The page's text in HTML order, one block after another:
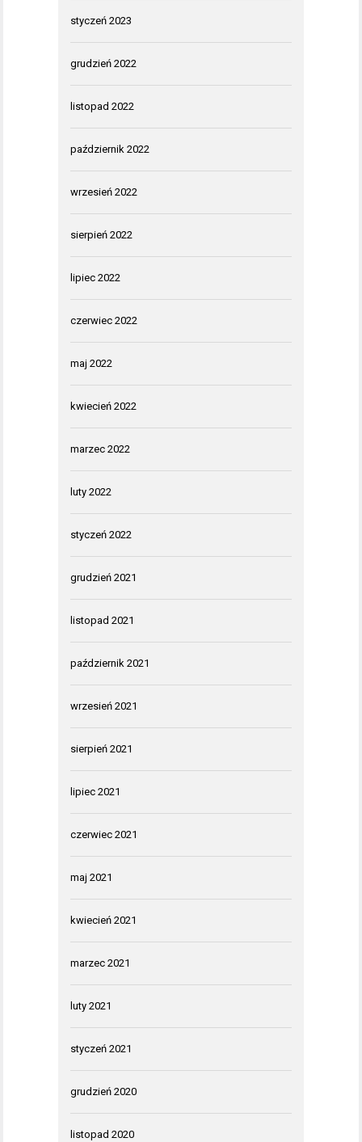
styczeń 2023
grudzień 2022
listopad 2022
październik 2022
wrzesień 2022
sierpień 2022
lipiec 2022
czerwiec 2022
maj 2022
kwiecień 2022
marzec 2022
luty 2022
styczeń 2022
grudzień 2021
listopad 2021
październik 2021
wrzesień 2021
sierpień 2021
lipiec 2021
czerwiec 2021
maj 2021
kwiecień 2021
marzec 2021
luty 2021
styczeń 2021
grudzień 2020
listopad 2020